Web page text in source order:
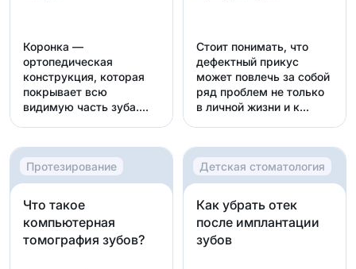
Коронка —
ортопедическая
конструкция, которая
покрывает всю
видимую часть зуба.
Стоит понимать, что
дефектный прикус
может повлечь за собой
ряд проблем не только
в личной жизни и к...
Протезирование
Что такое
компьютерная
томография зубов?
Детская стоматология
Как убрать отек
после имплантации
зубов